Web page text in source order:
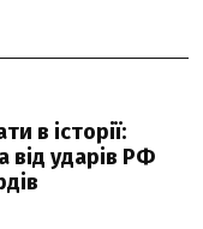
в історії:
від ударів РФ